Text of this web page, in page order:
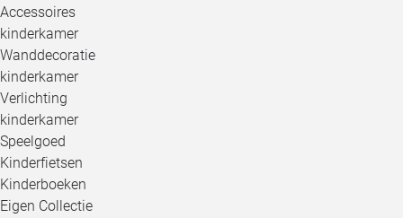
Accessoires
kinderkamer
Wanddecoratie
kinderkamer
Verlichting
kinderkamer
Speelgoed
Kinderfietsen
Kinderboeken
Eigen Collectie